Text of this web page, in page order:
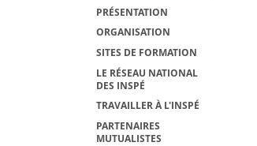
PRÉSENTATION
ORGANISATION
SITES DE FORMATION
LE RÉSEAU NATIONAL
DES INSPÉ
TRAVAILLER À L'INSPÉ
PARTENAIRES
MUTUALISTES